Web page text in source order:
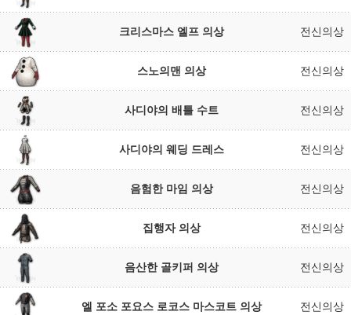
크리스마스 엘프 의상 전신의상
스노의맨 의상 전신의상
사디야의 배틀 수트 전신의상
사디야의 웨딩 드레스 전신의상
음험한 마임 의상 전신의상
집행자 의상 전신의상
음산한 골키퍼 의상 전신의상
엘 포소 포요스 로코스 마스코트 의상 전신의상